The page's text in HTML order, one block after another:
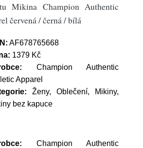
Mikina Champion Authentic
červená / černá / bílá
AF678765668
1379 Kč
Champion Authentic
Apparel
Ženy, Oblečení, Mikiny,
bez kapuce
Champion Authentic